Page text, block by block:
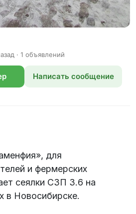
· 1 объявлений
Написать сообщение
для
и фермерских
сеялки СЗП 3.6 на
в Новосибирске.